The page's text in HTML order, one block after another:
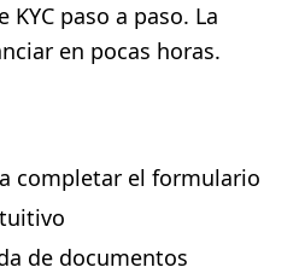
paso a paso. La
en pocas horas.
completar el formulario
de documentos